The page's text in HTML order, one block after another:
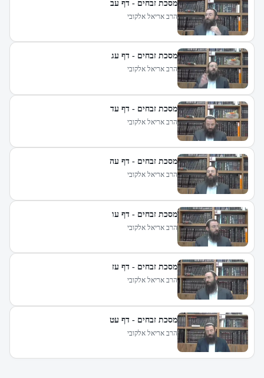
מסכת זבחים - דף עב
הרב אריאל אלקובי
מסכת זבחים - דף עג
הרב אריאל אלקובי
מסכת זבחים - דף עד
הרב אריאל אלקובי
מסכת זבחים - דף עה
הרב אריאל אלקובי
מסכת זבחים - דף עו
הרב אריאל אלקובי
מסכת זבחים - דף עז
הרב אריאל אלקובי
מסכת זבחים - דף עט
הרב אריאל אלקובי